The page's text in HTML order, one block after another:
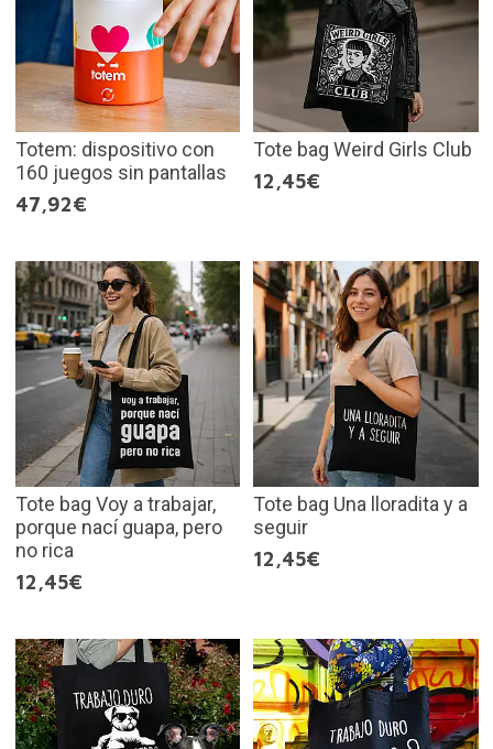
Totem: dispositivo con
160 juegos sin pantallas
47,92€
Tote bag Weird Girls Club
12,45€
Tote bag Voy a trabajar,
porque nací guapa, pero
no rica
12,45€
Tote bag Una lloradita y a
seguir
12,45€